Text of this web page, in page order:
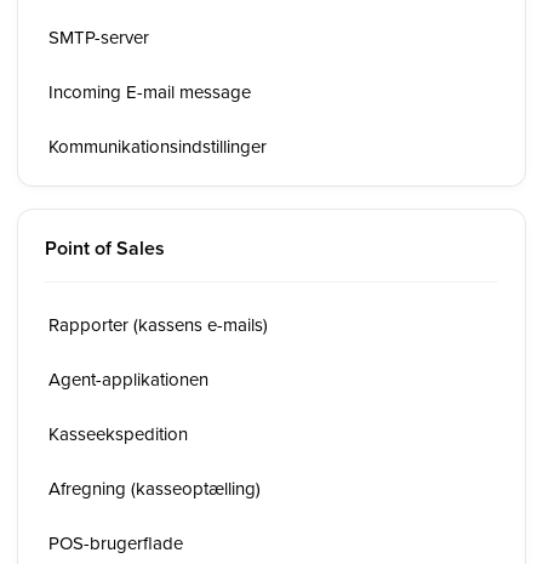
SMTP-server
Incoming E-mail message
Kommunikationsindstillinger
Point of Sales
Rapporter (kassens e-mails)
Agent-applikationen
Kasseekspedition
Afregning (kasseoptælling)
POS-brugerflade